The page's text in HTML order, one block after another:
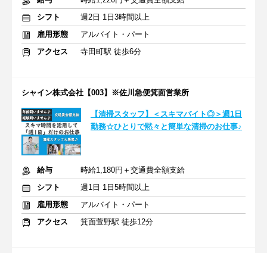
シフト
週2日 1日3時間以上
雇用形態
アルバイト・パート
アクセス
寺田町駅 徒歩6分
シャイン株式会社【003】※佐川急便箕面営業所
【清掃スタッフ】＜スキマバイト◎＞週1日
勤務☆ひとりで黙々と簡単な清掃のお仕事♪
給与
時給1,180円＋交通費全額支給
シフト
週1日 1日5時間以上
雇用形態
アルバイト・パート
アクセス
箕面萱野駅 徒歩12分